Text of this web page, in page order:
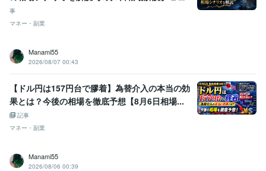
事
マネー・副業
Manami55
2026/08/07 00:43
【ドル円は157円台で膠着】為替介入の本当の効
果とは？今後の相場を徹底予想【8月6日相場...
記事
マネー・副業
Manami55
2026/08/06 00:39